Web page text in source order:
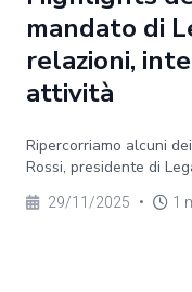
mandato di
relazioni,
attività
Ripercorriamo alcuni
Rossi, presidente di
29/11/2025 • 1